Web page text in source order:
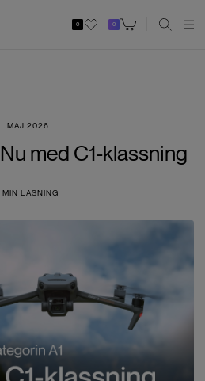
0 0
MAJ 2026
med C1-klassning
MIN LÄSNING